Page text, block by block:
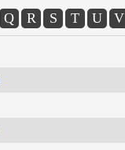
Q R S T U V